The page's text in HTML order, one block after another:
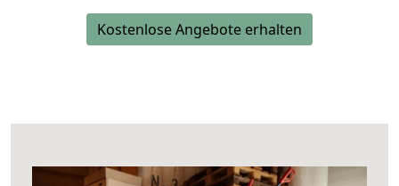
Kostenlose Angebote erhalten